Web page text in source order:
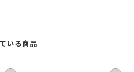
いる商品